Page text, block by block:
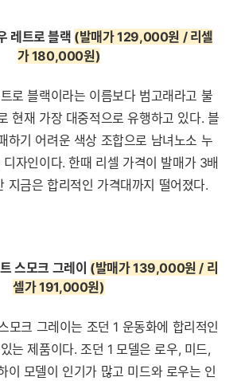
레트로 블랙 (발매가 129,000원 / 리셀
가 180,000원)
로 블랙이라는 이름보다 범고래라고 불
현재 가장 대중적으로 유행하고 있다. 블
하기 어려운 색상 조합으로 남녀노소 누
자인이다. 한때 리셀 가격이 발매가 3배
지금은 합리적인 가격대까지 떨어졌다.
스모크 그레이 (발매가 139,000원 / 리
셀가 191,000원)
모크 그레이는 조던 1 운동화에 합리적인
는 제품이다. 조던 1 모델은 로우, 미드,
이 모델이 인기가 많고 미드와 로우는 인